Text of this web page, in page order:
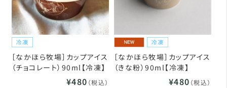
［なかほら牧場］カップアイス
（チョコレート）90ml【冷凍】
¥480 （税込）
［なかほら牧場］カップアイス
（きな粉）90ml【冷凍】
¥480 （税込）